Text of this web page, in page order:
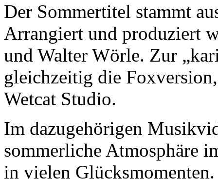
Der Sommertitel stammt
Arrangiert und produziert
und Walter Wörle. Zur
gleichzeitig die
Wetcat Studio.
Im dazugehörigen
sommerliche Atmosphäre
in vielen Glücksmomenten.